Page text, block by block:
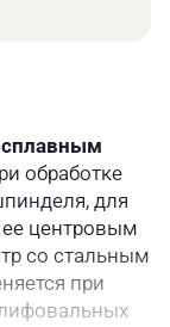
обработке
для
ее центровым
со стальным
при